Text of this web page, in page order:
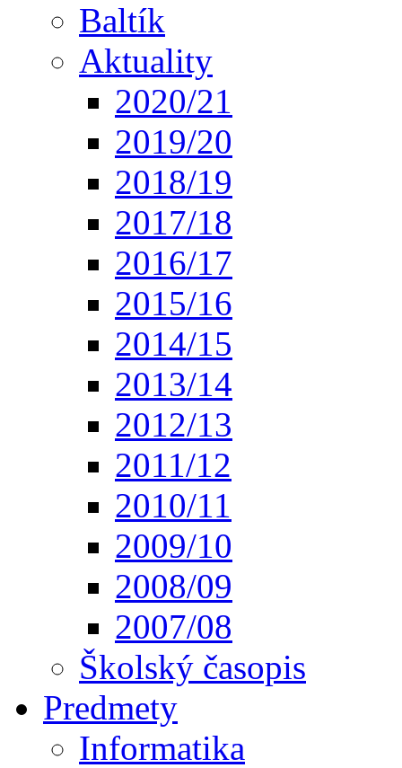
Baltík
Aktuality
2020/21
2019/20
2018/19
2017/18
2016/17
2015/16
2014/15
2013/14
2012/13
2011/12
2010/11
2009/10
2008/09
2007/08
Školský časopis
Predmety
Informatika